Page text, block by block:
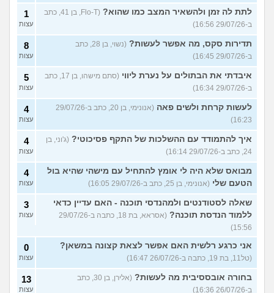
לתת לה זמן ולהשאיר המצב כמו שהוא?
(Flo-T, בן 41, כתב
ב-29/07/26 16:56)
1
עצות
תדירות סקס, מה אפשר לעשות?
(נשוי, בן 28, כתב
ב-29/07/26 16:45)
8
עצות
איבדתי את הבתולים על נערת ליווי
(סתם מישהו, בן 17, כתב
ב-29/07/26 16:34)
5
עצות
לעשות קרחת ולשים פאה
(אנונימי, בן 20, כתב ב-29/07/26
16:23)
4
עצות
איך להתמודד עם ההשלכות של התקף פסיכוטי? (ג'וני, בן
24, כתב ב-29/07/26 16:14)
4
עצות
מבואס שלא היה לי אומץ להתחיל עם מישהי שהיא בול
הטעם שלי (אנונימי, בן 25, כתב ב-29/07/26 16:05)
4
עצות
שאלה לסטודנטים ולמהנדסי תוכנה - האם עדיין כדאי
ללמוד הנדסת תוכנה?
(אסראא, בת 18, כתבה ב-29/07/26
15:56)
3
עצות
אני כרגע רלשית האם אפשר לצאת קצונה במשאן?
(טל11, בת 19, כתבה ב-26/07/26 16:47)
0
עצות
בחורה אובססיבית מה לעשות?
(אלירן, בן 30, כתב
ב-26/07/26 16:36)
13
עצות